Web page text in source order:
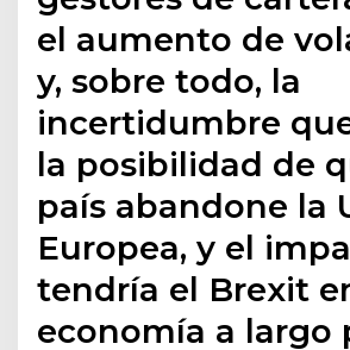
el aumento de
y, sobre todo, la
incertidumbre
la posibilidad de
país abandone la
Europea, y el
tendría el Brexit
economía a largo